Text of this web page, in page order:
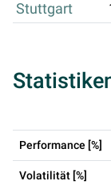
Stuttgart
Performance [%]
Volatilität [%]